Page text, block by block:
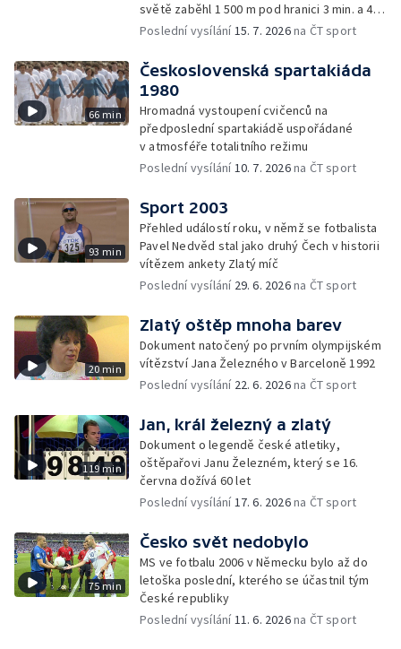
světě zaběhl 1 500 m pod hranici 3 min. a 40
s
Poslední vysílání15. 7. 2026na ČT sport
66 min
Československá spartakiáda
1980
Hromadná vystoupení cvičenců na
předposlední spartakiádě uspořádané
v atmosféře totalitního režimu
Poslední vysílání10. 7. 2026na ČT sport
93 min
Sport 2003
Přehled událostí roku, v němž se fotbalista
Pavel Nedvěd stal jako druhý Čech v historii
vítězem ankety Zlatý míč
Poslední vysílání 29. 6. 2026na ČT sport
20 min
Zlatý oštěp mnoha barev
Dokument natočený po prvním olympijském
vítězství Jana Železného v Barceloně 1992
Poslední vysílání 22. 6. 2026na ČT sport
119 min
Jan, král železný a zlatý
Dokument o legendě české atletiky,
oštěpařovi Janu Železném, který se 16.
června dožívá 60 let
Poslední vysílání17. 6. 2026na ČT sport
75 min
Česko svět nedobylo
MS ve fotbalu 2006 v Německu bylo až do
letoška poslední, kterého se účastnil tým
České republiky
Poslední vysílání11. 6. 2026na ČT sport